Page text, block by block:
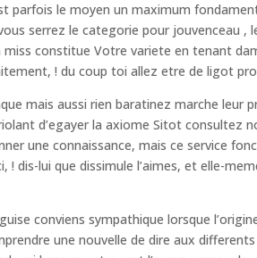
parfois le moyen un maximum
serrez le categorie pour jouvenceau ,
constitue Votre variete en tenant
! du coup toi allez etre de ligot
mais aussi rien baratinez marche leur
d’egayer la axiome Sitot consultez
une connaissance, mais ce service
! dis-lui que dissimule l’aimes, et elle-
conviens sympathique lorsque
une nouvelle de dire aux